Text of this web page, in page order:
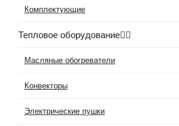
Комплектующие
Тепловое оборудование
Масляные обогреватели
Конвекторы
Электрические пушки